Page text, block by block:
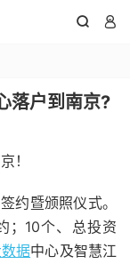
 
落户到南京?
！
约暨颁照仪式。
；10个、总投资
据中心及智慧江